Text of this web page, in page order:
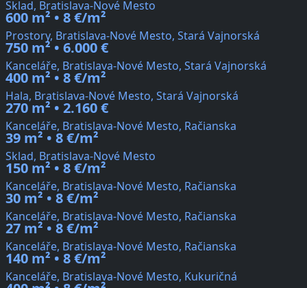
Sklad, Bratislava-Nové Mesto
600 m² • 8 €/m²
Prostory, Bratislava-Nové Mesto, Stará Vajnorská
750 m² • 6.000 €
Kanceláře, Bratislava-Nové Mesto, Stará Vajnorská
400 m² • 8 €/m²
Hala, Bratislava-Nové Mesto, Stará Vajnorská
270 m² • 2.160 €
Kanceláře, Bratislava-Nové Mesto, Račianska
39 m² • 8 €/m²
Sklad, Bratislava-Nové Mesto
150 m² • 8 €/m²
Kanceláře, Bratislava-Nové Mesto, Račianska
30 m² • 8 €/m²
Kanceláře, Bratislava-Nové Mesto, Račianska
27 m² • 8 €/m²
Kanceláře, Bratislava-Nové Mesto, Račianska
140 m² • 8 €/m²
Kanceláře, Bratislava-Nové Mesto, Kukuričná